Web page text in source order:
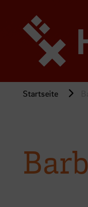
Seiteninhalt
springen
Startseite